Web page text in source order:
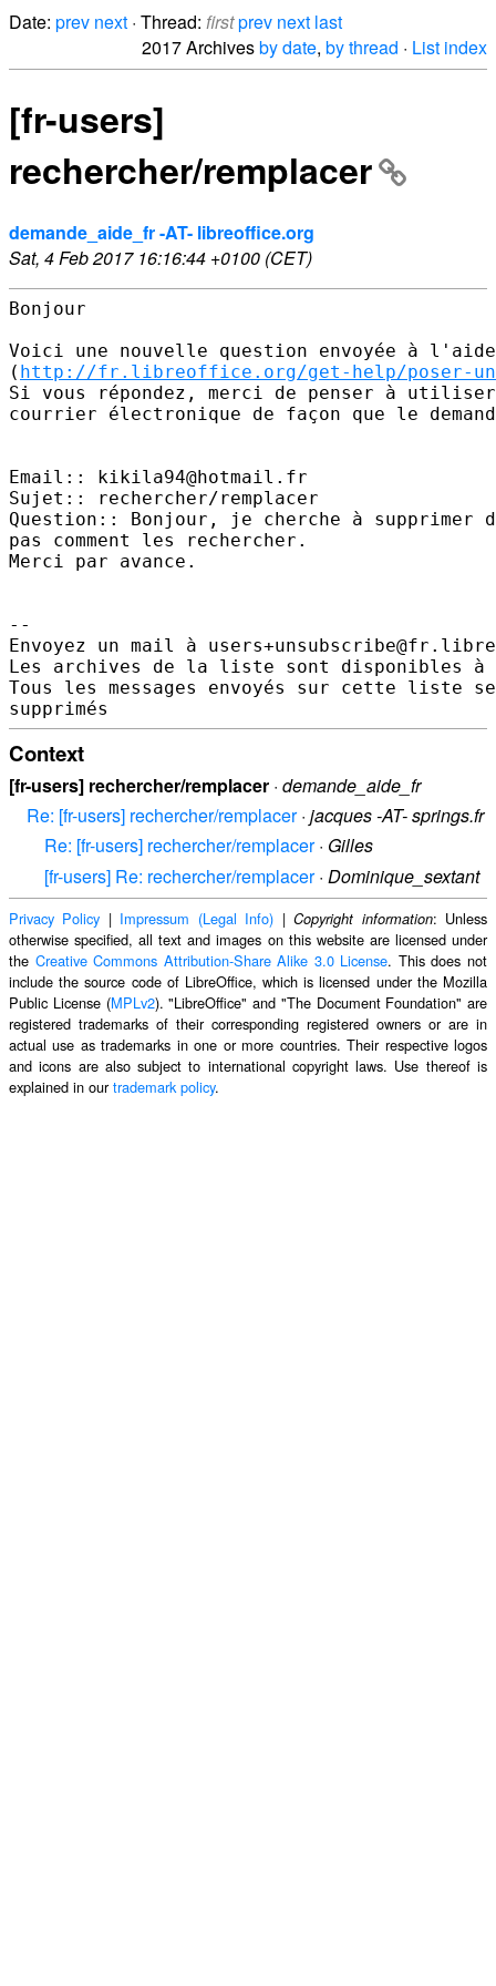
Date: prev next · Thread: firstprev next last
2017 Archivesby date, by thread · List index
[fr-users]
rechercher/remplacer
demande_aide_fr -AT- libreoffice.org
Sat, 4 Feb 2017 16:16:44 +0100 (CET)
Bonjour
Voici une nouvelle question envoyée à
( http://fr.libreoffice.org/get-help/poser-
Si vous répondez, merci de penser à
courrier électronique de façon que le
Email:: kikila94@hotmail.fr
Sujet:: rechercher/remplacer
Question:: Bonjour, je cherche à supprimer
pas comment les rechercher.
Merci par avance.
--
Envoyez un mail à
Les archives de la liste sont disponibles à
Tous les messages envoyés sur cette liste
Context
[fr-users] rechercher/remplacer · demande_aide_fr
Re: [fr-users] rechercher/remplacer· jacques -AT- springs.fr
Re: [fr-users] rechercher/remplacer· Gilles
[fr-users] Re: rechercher/remplacer· Dominique_sextant
Privacy Policy | Impressum (Legal Info) |Copyright information: Unless
otherwise specified, all text and images on this website are licensed under
the Creative Commons Attribution-Share Alike 3.0 License. This does not
include the source code of LibreOffice, which is licensed under the Mozilla
Public License (MPLv2). "LibreOffice" and "The Document Foundation" are
registered trademarks of their corresponding registered owners or are in
actual use as trademarks in one or more countries. Their respective logos
and icons are also subject to international copyright laws. Use thereof is
explained in ourtrademark policy.